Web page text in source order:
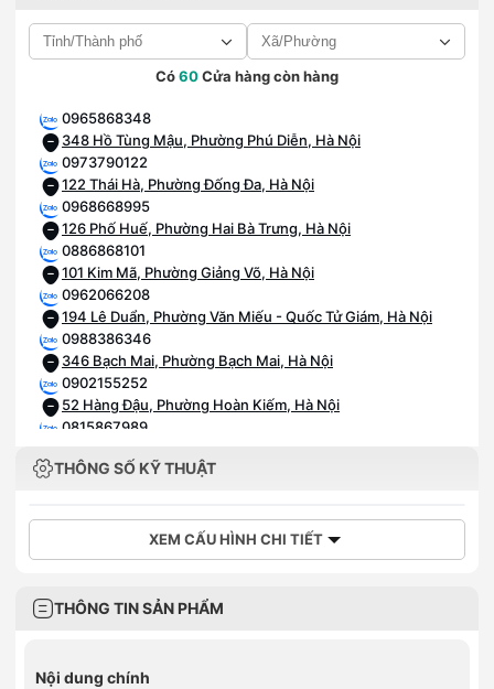
Có60Cửa hàng còn hàng
0965868348
348 Hồ Tùng Mậu, Phường Phú Diễn, Hà Nội
0973790122
122 Thái Hà, Phường Đống Đa, Hà Nội
0968668995
126 Phố Huế, Phường Hai Bà Trưng, Hà Nội
0886868101
101 Kim Mã, Phường Giảng Võ, Hà Nội
0962066208
194 Lê Duẩn, Phường Văn Miếu - Quốc Tử Giám, Hà Nội
0988386346
346 Bạch Mai, Phường Bạch Mai, Hà Nội
0902155252
52 Hàng Đậu, Phường Hoàn Kiếm, Hà Nội
0815867989
0985568109
110 Cầu Bươu, Phường Thanh Liệt, Hà Nội
0934620123
0886863938
196 Quang Trung, Phường Hà Đông, Hà Nội
THÔNG SỐ KỸ THUẬT
XEM CẤU HÌNH CHI TIẾT
THÔNG TIN SẢN PHẨM
Nội dung chính